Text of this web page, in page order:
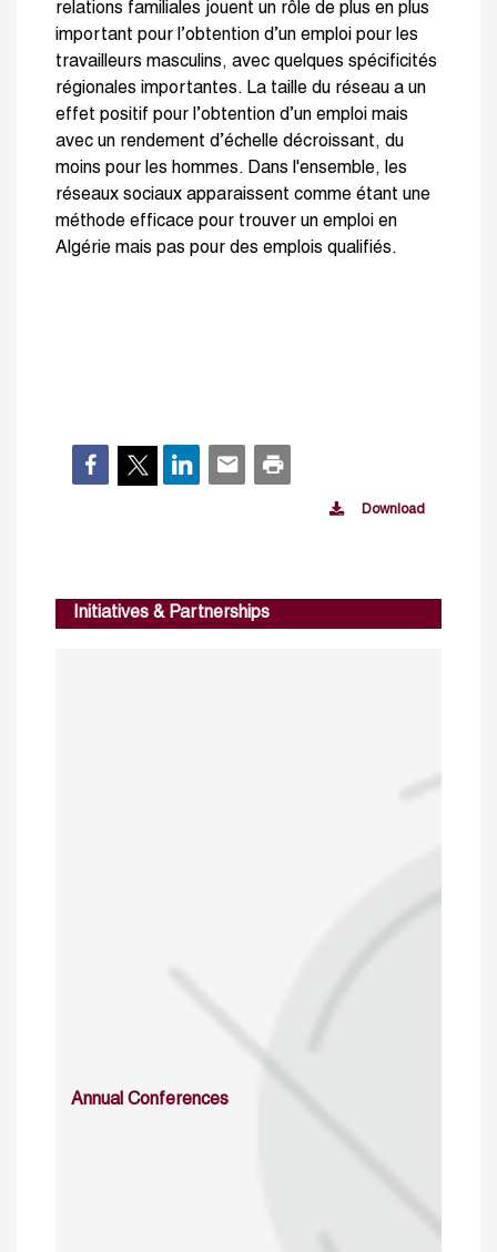
relations familiales jouent un rôle de plus en plus
important pour l’obtention d’un emploi pour les
travailleurs masculins, avec quelques spécificités
régionales importantes. La taille du réseau a un
effet positif pour l’obtention d’un emploi mais
avec un rendement d’échelle décroissant, du
moins pour les hommes. Dans l'ensemble, les
réseaux sociaux apparaissent comme étant une
méthode efficace pour trouver un emploi en
Algérie mais pas pour des emplois qualifiés.
Download
Initiatives & Partnerships
Annual Conferences